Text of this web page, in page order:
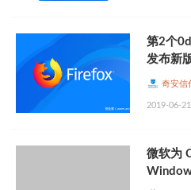
第2个
发布新
0day
奇安信
2019-06-
微软为